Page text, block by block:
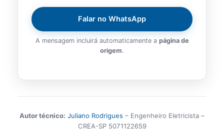
Falar no WhatsApp
A mensagem incluirá automaticamente a página de
origem.
Autor técnico: Juliano Rodrigues – Engenheiro Eletricista –
CREA-SP 5071122659